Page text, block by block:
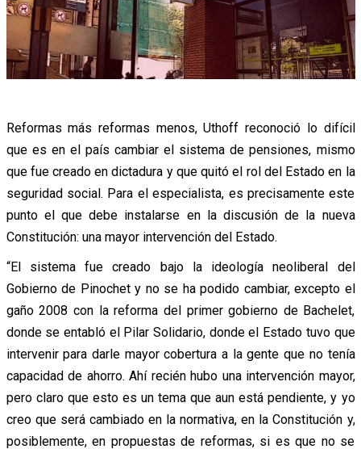
Reformas más reformas menos, Uthoff reconoció lo difícil
que es en el país cambiar el sistema de pensiones, mismo
que fue creado en dictadura y que quitó el rol del Estado en la
seguridad social. Para el especialista, es precisamente este
punto el que debe instalarse en la discusión de la nueva
Constitución: una mayor intervención del Estado.
“El sistema fue creado bajo la ideología neoliberal del
Gobierno de Pinochet y no se ha podido cambiar, excepto el
gaño 2008 con la reforma del primer gobierno de Bachelet,
donde se entabló el Pilar Solidario, donde el Estado tuvo que
intervenir para darle mayor cobertura a la gente que no tenía
capacidad de ahorro. Ahí recién hubo una intervención mayor,
pero claro que esto es un tema que aun está pendiente, y yo
creo que será cambiado en la normativa, en la Constitución y,
posiblemente, en propuestas de reformas, si es que no se